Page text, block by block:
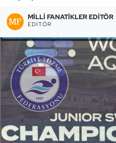
MILLI FANATIKLER EDITÖR
EDITÖR
Briç
Buz Hokeyi
Buz Pateni
Çim Hokeyi
Cimnastik